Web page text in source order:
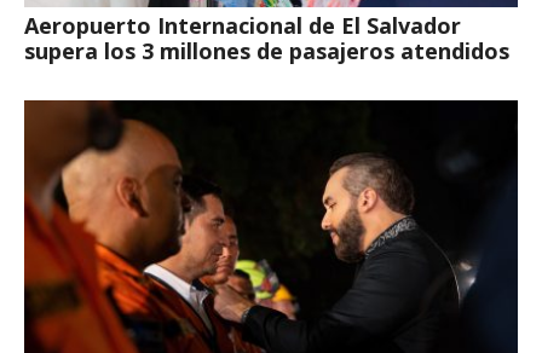
Aeropuerto Internacional de El Salvador
supera los 3 millones de pasajeros atendidos